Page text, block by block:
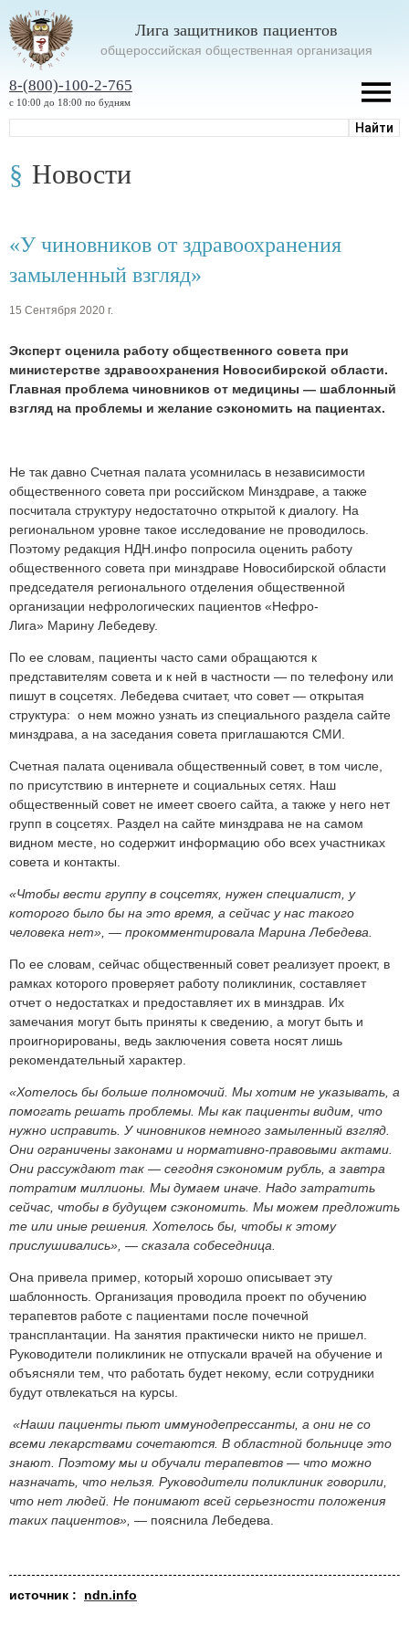
Лига защитников пациентов
oбщероссийская общественная организация
8-(800)-100-2-765
с 10:00 до 18:00 по будням
Новости
«У чиновников от здравоохранения
замыленный взгляд»
15 Сентября 2020 г.
Эксперт оценила работу общественного совета при
министерстве здравоохранения Новосибирской области.
Главная проблема чиновников от медицины — шаблонный
взгляд на проблемы и желание сэкономить на пациентах.
Не так давно Счетная палата усомнилась в независимости
общественного совета при российском Минздраве, а также
посчитала структуру недостаточно открытой к диалогу. На
региональном уровне такое исследование не проводилось.
Поэтому редакция НДН.инфо попросила оценить работу
общественного совета при минздраве Новосибирской области
председателя регионального отделения общественной
организации нефрологических пациентов «Нефро-
Лига» Марину Лебедеву.
По ее словам, пациенты часто сами обращаются к
представителям совета и к ней в частности — по телефону или
пишут в соцсетях. Лебедева считает, что совет — открытая
структура: о нем можно узнать из специального раздела сайте
минздрава, а на заседания совета приглашаются СМИ.
Счетная палата оценивала общественный совет, в том числе,
по присутствию в интернете и социальных сетях. Наш
общественный совет не имеет своего сайта, а также у него нет
групп в соцсетях. Раздел на сайте минздрава не на самом
видном месте, но содержит информацию обо всех участниках
совета и контакты.
«Чтобы вести группу в соцсетях, нужен специалист, у
которого было бы на это время, а сейчас у нас такого
человека нет», — прокомментировала Марина Лебедева.
По ее словам, сейчас общественный совет реализует проект, в
рамках которого проверяет работу поликлиник, составляет
отчет о недостатках и предоставляет их в минздрав. Их
замечания могут быть приняты к сведению, а могут быть и
проигнорированы, ведь заключения совета носят лишь
рекомендательный характер.
«Хотелось бы больше полномочий. Мы хотим не указывать, а
помогать решать проблемы. Мы как пациенты видим, что
нужно исправить. У чиновников немного замыленный взгляд.
Они ограничены законами и нормативно-правовыми актами.
Они рассуждают так — сегодня сэкономим рубль, а завтра
потратим миллионы. Мы думаем иначе. Надо затратить
сейчас, чтобы в будущем сэкономить. Мы можем предложить
те или иные решения. Хотелось бы, чтобы к этому
прислушивались», — сказала собеседница.
Она привела пример, который хорошо описывает эту
шаблонность. Организация проводила проект по обучению
терапевтов работе с пациентами после почечной
трансплантации. На занятия практически никто не пришел.
Руководители поликлиник не отпускали врачей на обучение и
объясняли тем, что работать будет некому, если сотрудники
будут отвлекаться на курсы.
«Наши пациенты пьют иммунодепрессанты, а они не со
всеми лекарствами сочетаются. В областной больнице это
знают. Поэтому мы и обучали терапевтов — что можно
назначать, что нельзя. Руководители поликлиник говорили,
что нет людей. Не понимают всей серьезности положения
таких пациентов», — пояснила Лебедева.
источник : ndn.info